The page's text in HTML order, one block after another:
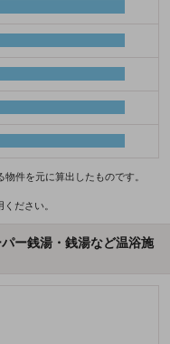
件を元に算出したものです。
ださい。
ー銭湯・銭湯など温浴施